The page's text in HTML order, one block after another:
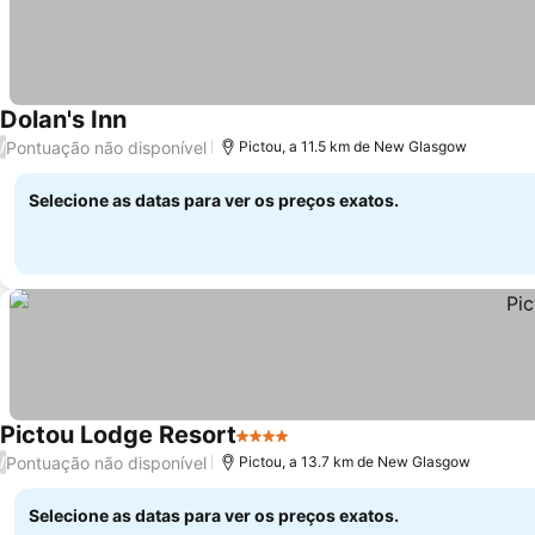
Dolan's Inn
/Pontuação não disponível Pictou, a 11.5 km de New Glasgow
Selecione as datas para ver os preços exatos.
Pictou Lodge Resort4 Estrelas
/Pontuação não disponível Pictou, a 13.7 km de New Glasgow
Selecione as datas para ver os preços exatos.